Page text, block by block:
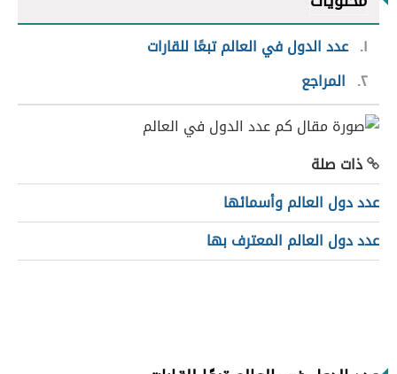
١ عدد الدول في العالم تبعًا للقارات
٢ المراجع
ذات صلة
عدد دول العالم وأسمائها
عدد دول العالم المعترف بها